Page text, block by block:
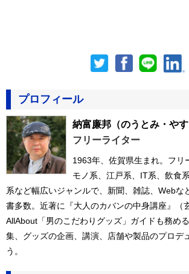
プロフィール
納富廉邦 （のうとみ・やす
フリーライター
1963年、佐賀県生まれ。フリ
モノ系、江戸系、IT系、飲食
系など幅広いジャンルで、新聞、雑誌、Webな
書多数。近著に『大人のカバンの中身講座』（
AllAbout「男のこだわりグッズ」ガイドも務め
集、グッズの企画、講演、店舗や製品のプロデ
う。